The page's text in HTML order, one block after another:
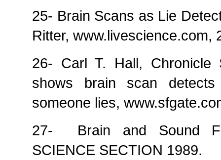
25- Brain Scans as Lie
Ritter, www.livescience.com,
26- Carl T. Hall, Chronicle
shows brain scan
someone lies,
27-
Brain and Sound
SCIENCE SECTION 1989.